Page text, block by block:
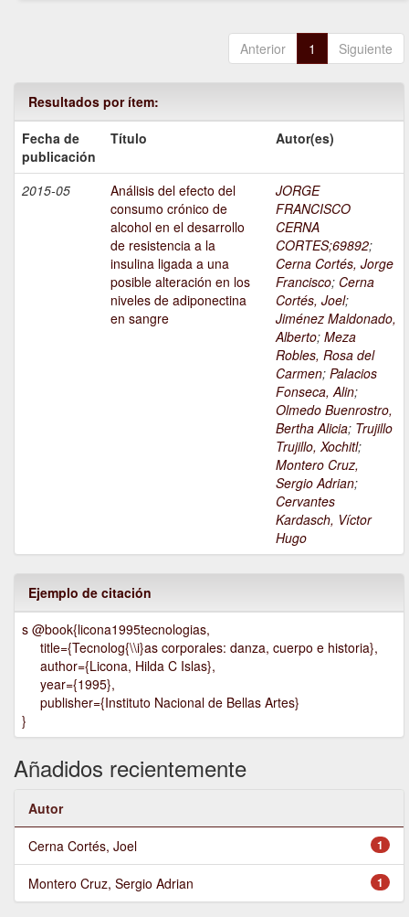
Anterior 1 Siguiente
Resultados por ítem:
Fecha de
publicación
Título Autor(es)
2015-05
Análisis del efecto del
consumo crónico de
alcohol en el desarrollo
de resistencia a la
insulina ligada a una
posible alteración en los
niveles de adiponectina
en sangre
JORGE
FRANCISCO
CERNA
CORTES;69892;
Cerna Cortés, Jorge
Francisco; Cerna
Cortés, Joel;
Jiménez Maldonado,
Alberto; Meza
Robles, Rosa del
Carmen; Palacios
Fonseca, Alin;
Olmedo Buenrostro,
Bertha Alicia; Trujillo
Trujillo, Xochitl;
Montero Cruz,
Sergio Adrian;
Cervantes
Kardasch, Víctor
Hugo
Ejemplo de citación
s @book{licona1995tecnologias,
title={Tecnolog{\\i}as corporales: danza, cuerpo e historia},
author={Licona, Hilda C Islas},
year={1995},
publisher={Instituto Nacional de Bellas Artes}
}
Añadidos recientemente
Autor
1
Cerna Cortés, Joel
1
Montero Cruz, Sergio Adrian